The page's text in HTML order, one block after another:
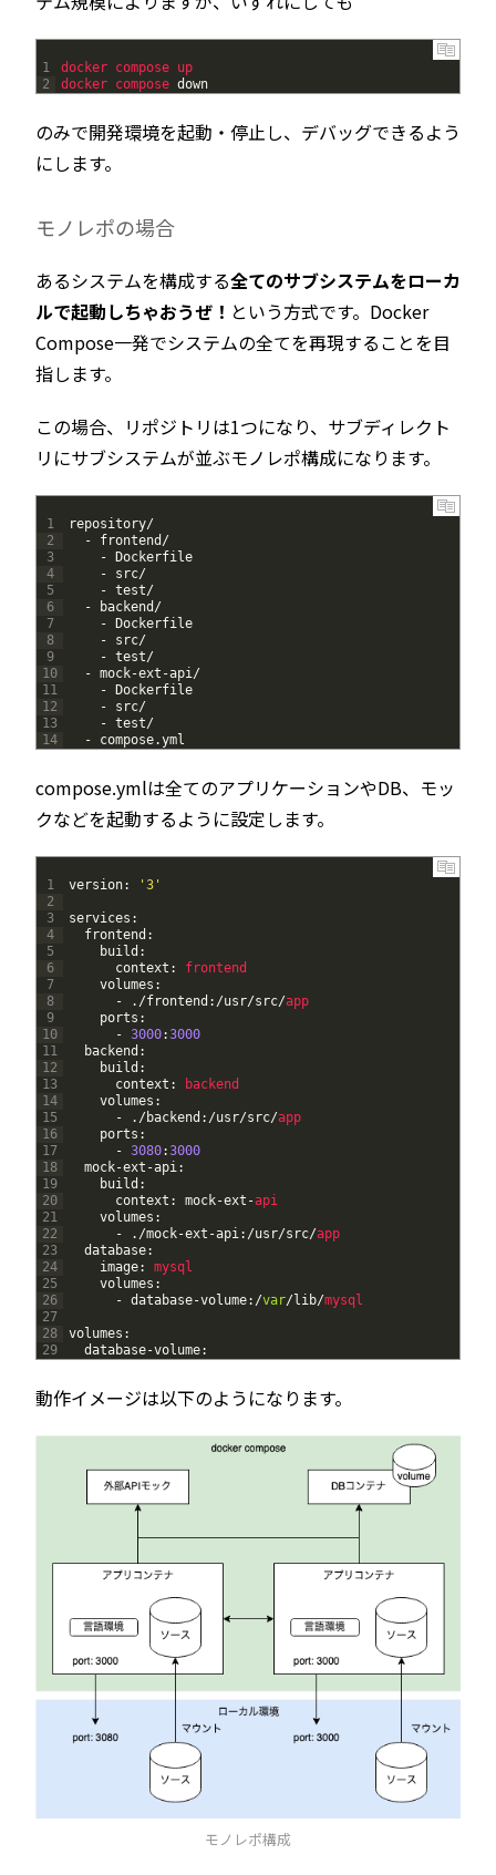
1
2
docker compose up
docker compose down
のみで開発環境を起動・停止し、デバッグできるよう
にします。
モノレポの場合
あるシステムを構成する全てのサブシステムをローカ
ルで起動しちゃおうぜ！ という方式です。Docker
Compose一発でシステムの全てを再現することを目
指します。
この場合、リポジトリは1つになり、サブディレクト
リにサブシステムが並ぶモノレポ構成になります。
1
2
3
4
5
6
7
8
9
10
11
12
13
14
repository/
-
frontend /
-
Dockerfile
-
src/
- test/
-
backend /
-
Dockerfile
-
src/
- test/
- mock-ext -api/
-
Dockerfile
-
src/
- test/
-
compose.yml
compose.ymlは全てのアプリケーションやDB、モッ
クなどを起動するように設定します。
1
2
3
4
5
6
7
8
9
10
11
12
13
14
15
16
17
18
19
20
21
22
23
24
25
26
27
28
29
version: '3'
services :
frontend :
build :
context :
frontend
volumes :
-
. /frontend : /usr/src/app
ports :
- 3000:3000
backend :
build :
context :
backend
volumes :
-
. /backend : /usr/src/app
ports :
- 3080:3000
mock-ext -api:
build :
context : mock-ext -api
volumes :
-
. /mock-ext -api: /usr/src/app
database:
image:
mysql
volumes :
- database-volume: /var/lib/mysql
volumes :
database-volume:
動作イメージは以下のようになります。
モノレポ構成